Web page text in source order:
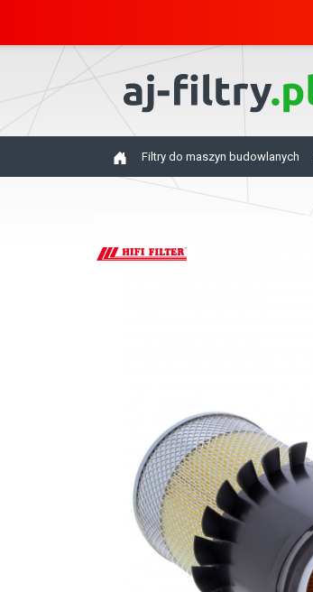
Filtry do maszyn budowlanych